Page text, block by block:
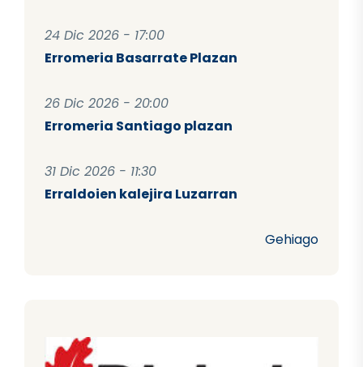
24 Dic 2026 - 17:00
Erromeria Basarrate Plazan
26 Dic 2026 - 20:00
Erromeria Santiago plazan
31 Dic 2026 - 11:30
Erraldoien kalejira Luzarran
Gehiago